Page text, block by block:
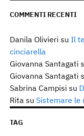
COMMENTI RECENTI
Danila Olivieri su Il
cinciarella
Giovanna Santagati
Giovanna Santagati
Sabrina Campisi su
Rita su Sistemare le
TAG